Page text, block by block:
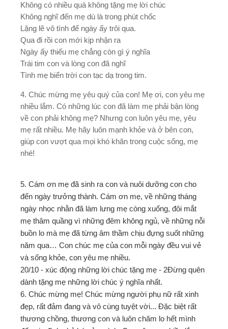
Không có nhiều quà không tặng mẹ lời chúc
Không nghĩ đến mẹ dù là trong phút chốc
Lặng lẽ vô tình để ngày ấy trôi qua.
Qua đi rồi con mới kịp nhận ra
Ngày ấy thiếu mẹ chẳng còn gì ý nghĩa
Trái tim con và lòng con đã nghĩ
Tình mẹ biển trời con tạc dạ trong tim.
4. Chúc mừng mẹ yêu quý của con! Mẹ ơi, con yêu mẹ
nhiều lắm. Có những lúc con đã làm mẹ phải bận lòng
về con phải không mẹ? Nhưng con luôn yêu mẹ, yêu
mẹ rất nhiều. Mẹ hãy luôn mạnh khỏe và ở bên con,
giúp con vượt qua mọi khó khăn trong cuộc sống, mẹ
nhé!
5. Cám ơn mẹ đã sinh ra con và nuôi dưỡng con cho
đến ngày trưởng thành. Cám ơn mẹ, về những tháng
ngày nhọc nhằn đã làm lưng mẹ còng xuống, đôi mắt
mẹ thâm quầng vì những đêm không ngủ, về những nỗi
buồn lo mà mẹ đã từng âm thầm chịu đựng suốt những
năm qua… Con chúc mẹ của con mỗi ngày đều vui vẻ
và sống khỏe, con yêu mẹ nhiều.
20/10 - xúc động những lời chúc tặng mẹ - 2Đừng quên
dành tặng mẹ những lời chúc ý nghĩa nhất.
6. Chúc mừng mẹ! Chúc mừng người phụ nữ rất xinh
đẹp, rất đảm đang và vô cùng tuyệt vời... Đặc biệt rất
thương chồng, thương con và luôn chăm lo hết mình